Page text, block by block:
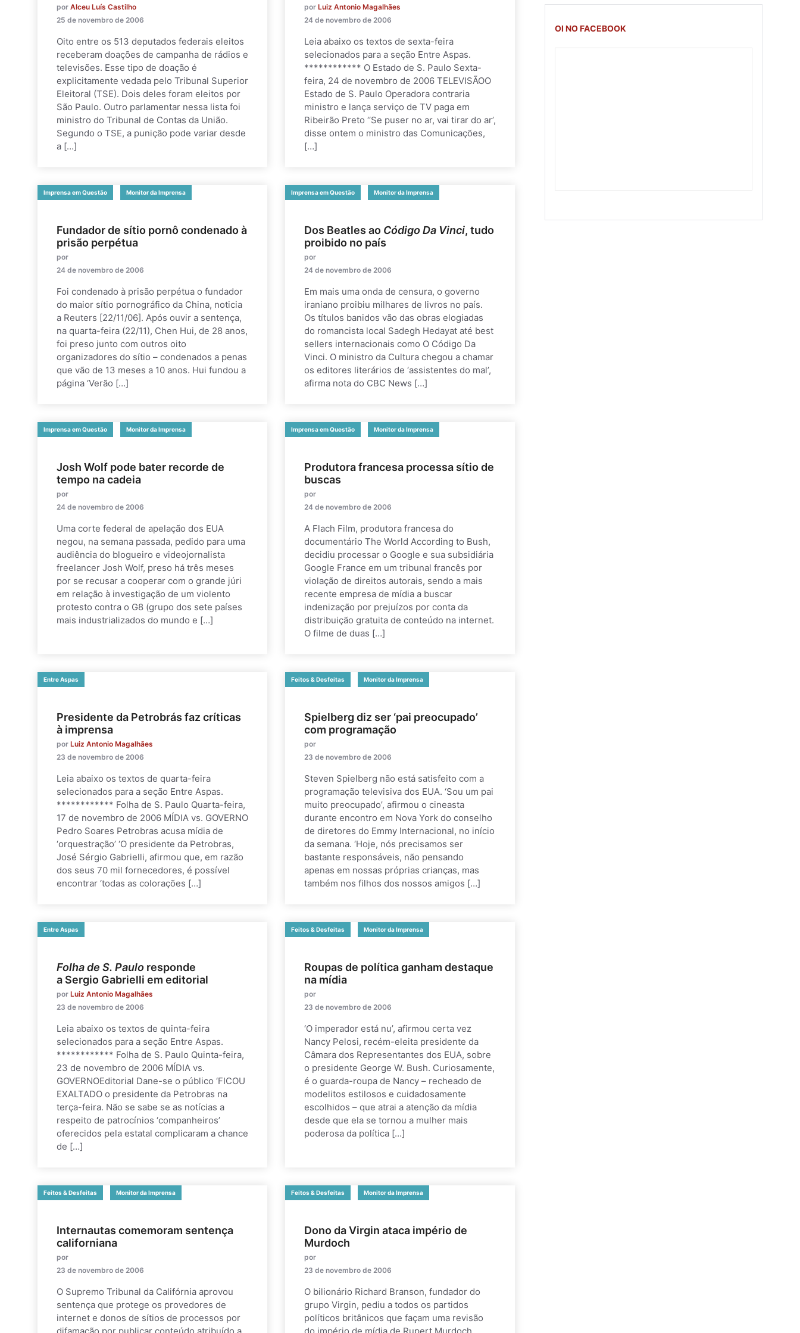
por Alceu Luís Castilho
25 de novembro de 2006
Oito entre os 513 deputados federais eleitos
receberam doações de campanha de rádios e
televisões. Esse tipo de doação é
explicitamente vedada pelo Tribunal Superior
Eleitoral (TSE). Dois deles foram eleitos por
São Paulo. Outro parlamentar nessa lista foi
ministro do Tribunal de Contas da União.
Segundo o TSE, a punição pode variar desde
a […]
por Luiz Antonio Magalhães
24 de novembro de 2006
Leia abaixo os textos de sexta-feira
selecionados para a seção Entre Aspas.
************ O Estado de S. Paulo Sexta-
feira, 24 de novembro de 2006 TELEVISÃOO
Estado de S. Paulo Operadora contraria
ministro e lança serviço de TV paga em
Ribeirão Preto ‘‘Se puser no ar, vai tirar do ar’,
disse ontem o ministro das Comunicações,
[…]
Imprensa em Questão Monitor da Imprensa
Fundador de sítio pornô condenado à
prisão perpétua
por
24 de novembro de 2006
Foi condenado à prisão perpétua o fundador
do maior sítio pornográfico da China, noticia
a Reuters [22/11/06]. Após ouvir a sentença,
na quarta-feira (22/11), Chen Hui, de 28 anos,
foi preso junto com outros oito
organizadores do sítio – condenados a penas
que vão de 13 meses a 10 anos. Hui fundou a
página ‘Verão […]
Imprensa em Questão Monitor da Imprensa
Dos Beatles ao Código Da Vinci, tudo
proibido no país
por
24 de novembro de 2006
Em mais uma onda de censura, o governo
iraniano proibiu milhares de livros no país.
Os títulos banidos vão das obras elogiadas
do romancista local Sadegh Hedayat até best
sellers internacionais como O Código Da
Vinci. O ministro da Cultura chegou a chamar
os editores literários de ‘assistentes do mal’,
afirma nota do CBC News […]
Imprensa em Questão Monitor da Imprensa
Josh Wolf pode bater recorde de
tempo na cadeia
por
24 de novembro de 2006
Uma corte federal de apelação dos EUA
negou, na semana passada, pedido para uma
audiência do blogueiro e videojornalista
freelancer Josh Wolf, preso há três meses
por se recusar a cooperar com o grande júri
em relação à investigação de um violento
protesto contra o G8 (grupo dos sete países
mais industrializados do mundo e […]
Imprensa em Questão Monitor da Imprensa
Produtora francesa processa sítio de
buscas
por
24 de novembro de 2006
A Flach Film, produtora francesa do
documentário The World According to Bush,
decidiu processar o Google e sua subsidiária
Google France em um tribunal francês por
violação de direitos autorais, sendo a mais
recente empresa de mídia a buscar
indenização por prejuízos por conta da
distribuição gratuita de conteúdo na internet.
O filme de duas […]
Entre Aspas
Presidente da Petrobrás faz críticas
à imprensa
por Luiz Antonio Magalhães
23 de novembro de 2006
Leia abaixo os textos de quarta-feira
selecionados para a seção Entre Aspas.
************ Folha de S. Paulo Quarta-feira,
17 de novembro de 2006 MÍDIA vs. GOVERNO
Pedro Soares Petrobras acusa mídia de
‘orquestração’ ‘O presidente da Petrobras,
José Sérgio Gabrielli, afirmou que, em razão
dos seus 70 mil fornecedores, é possível
encontrar ‘todas as colorações […]
Feitos & Desfeitas Monitor da Imprensa
Spielberg diz ser ‘pai preocupado’
com programação
por
23 de novembro de 2006
Steven Spielberg não está satisfeito com a
programação televisiva dos EUA. ‘Sou um pai
muito preocupado’, afirmou o cineasta
durante encontro em Nova York do conselho
de diretores do Emmy Internacional, no início
da semana. ‘Hoje, nós precisamos ser
bastante responsáveis, não pensando
apenas em nossas próprias crianças, mas
também nos filhos dos nossos amigos […]
Entre Aspas
Folha de S. Paulo responde
a Sergio Gabrielli em editorial
por Luiz Antonio Magalhães
23 de novembro de 2006
Leia abaixo os textos de quinta-feira
selecionados para a seção Entre Aspas.
************ Folha de S. Paulo Quinta-feira,
23 de novembro de 2006 MÍDIA vs.
GOVERNOEditorial Dane-se o público ‘FICOU
EXALTADO o presidente da Petrobras na
terça-feira. Não se sabe se as notícias a
respeito de patrocínios ‘companheiros’
oferecidos pela estatal complicaram a chance
de […]
Feitos & Desfeitas Monitor da Imprensa
Roupas de política ganham destaque
na mídia
por
23 de novembro de 2006
‘O imperador está nu’, afirmou certa vez
Nancy Pelosi, recém-eleita presidente da
Câmara dos Representantes dos EUA, sobre
o presidente George W. Bush. Curiosamente,
é o guarda-roupa de Nancy – recheado de
modelitos estilosos e cuidadosamente
escolhidos – que atrai a atenção da mídia
desde que ela se tornou a mulher mais
poderosa da política […]
Feitos & Desfeitas Monitor da Imprensa
Internautas comemoram sentença
californiana
por
23 de novembro de 2006
O Supremo Tribunal da Califórnia aprovou
sentença que protege os provedores de
internet e donos de sítios de processos por
Feitos & Desfeitas Monitor da Imprensa
Dono da Virgin ataca império de
Murdoch
por
23 de novembro de 2006
O bilionário Richard Branson, fundador do
grupo Virgin, pediu a todos os partidos
políticos britânicos que façam uma revisão
OI NO FACEBOOK